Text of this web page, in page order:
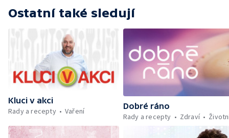
Ostatní také sledují
Kluci v akci
Rady a recepty
Vaření
Dobré ráno
Rady a recepty
Zdraví